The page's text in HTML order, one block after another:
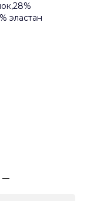
эластан